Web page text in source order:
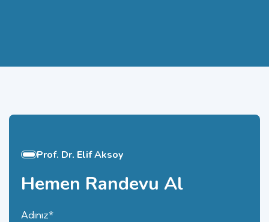
Prof. Dr. Elif Aksoy
Hemen Randevu Al
Adınız*